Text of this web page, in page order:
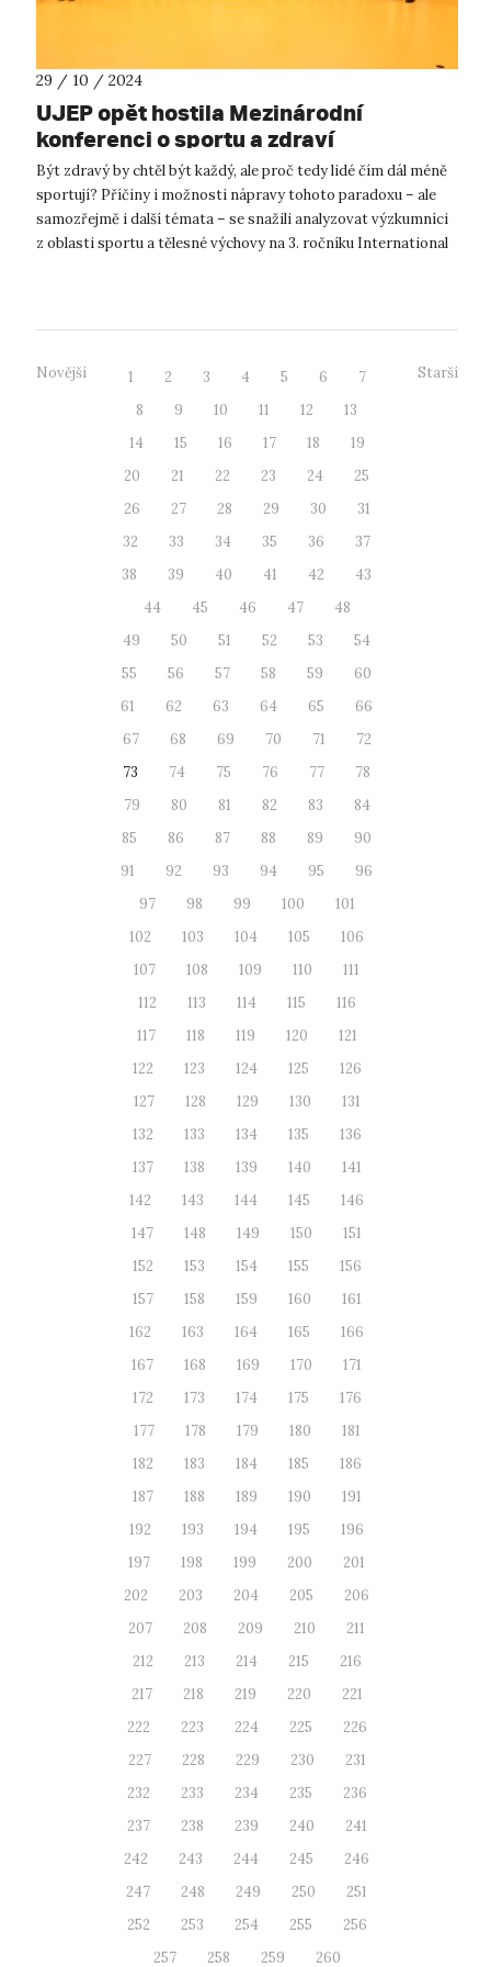
29 / 10 / 2024
UJEP opět hostila Mezinárodní
konferenci o sportu a zdraví
Být zdravý by chtěl být každý, ale proč tedy lidé čím dál méně
sportují? Příčiny i možnosti nápravy tohoto paradoxu – ale
samozřejmě i další témata – se snažili analyzovat výzkumníci
z oblasti sportu a tělesné výchovy na 3. ročníku International
Novější 1 2 3 4 5 6
7
8
9 10 11 12
13
14
15 16 17 18
19
20
21 22 23 24
25
26
27 28 29 30
31
32
33 34 35 36
37
38
39 40 41 42
43
44
45 46 47
48
49
50 51 52 53
54
55
56 57 58 59
60
61
62 63 64 65
66
67
68 69 70 71
72
73
74 75 76 77
78
79
80 81 82 83
84
85
86 87 88 89
90
91
92 93 94 95
96
97
98 99 100
101
102
103 104 105
106
107
108 109 110
111
112
113 114 115
116
117
118 119 120
121
122
123 124 125
126
127
128 129 130
131
132
133 134 135
136
137
138 139 140
141
142
143 144 145
146
147
148 149 150
151
152
153 154 155
156
157
158 159 160
161
162
163 164 165
166
167
168 169 170
171
172
173 174 175
176
177
178 179 180
181
182
183 184 185
186
187
188 189 190
191
192
193 194 195
196
197
198 199 200
201
202
203 204 205
206
207
208 209 210
211
212
213 214 215
216
217
218 219 220
221
222
223 224 225
226
227
228 229 230
231
232
233 234 235
236
237
238 239 240
241
242
243 244 245
246
247
248 249 250
251
252
253 254 255
256
257
258 259 260
Starší